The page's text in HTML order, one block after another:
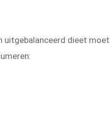
uitgebalanceerd dieet moet